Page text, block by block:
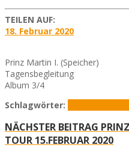
TEILEN AUF:
18. Februar 2020
Prinz Martin I. (Speicher)
Tagensbegleitung
Album 3/4
Schlagwörter:
NÄCHSTER BEITRAG
TOUR 15.FEBRUAR 2020